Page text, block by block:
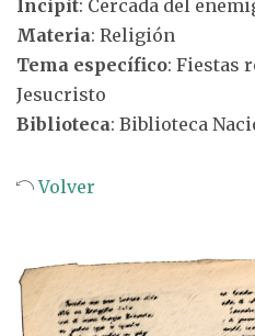
Incipit: Cercada del
Materia: Religión
Tema específico: Fiestas
Jesucristo
Biblioteca: Biblioteca
Volver